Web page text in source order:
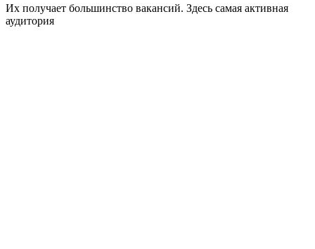
Их получает большинство вакансий. Здесь самая активная
аудитория